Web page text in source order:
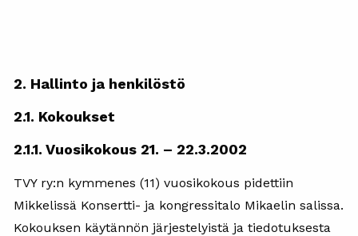
2. Hallinto ja henkilöstö
2.1. Kokoukset
2.1.1. Vuosikokous 21. – 22.3.2002
TVY ry:n kymmenes (11) vuosikokous pidettiin
Mikkelissä Konsertti- ja kongressitalo Mikaelin salissa.
Kokouksen käytännön järjestelyistä ja tiedotuksesta